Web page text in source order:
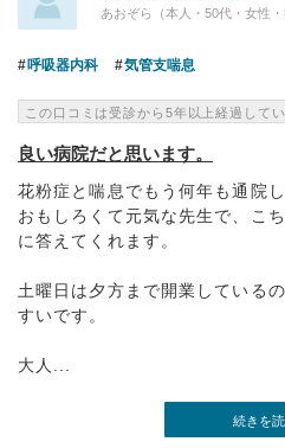
あおぞら（本人・50代・女性・
呼吸器内科 気管支喘息
この口コミは受診から5年以上経過してい
良い病院だと思います。
花粉症と喘息でもう何年も通院し
おもしろくて元気な先生で、こ
に答えてくれます。
土曜日は夕方まで開業している
すいです。
大人...
続きを